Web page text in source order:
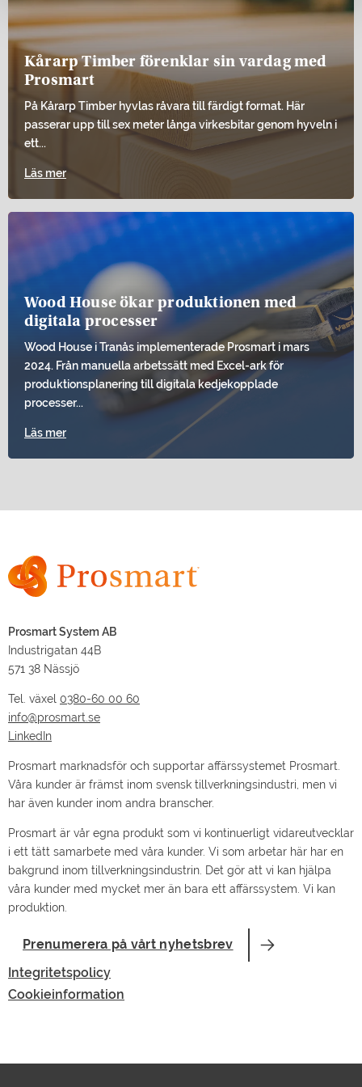
Kårarp Timber förenklar sin vardag med
Prosmart
På Kårarp Timber hyvlas råvara till färdigt format. Här
passerar upp till sex meter långa virkesbitar genom hyveln i
ett...
Läs mer
Wood House ökar produktionen med
digitala processer
Wood House i Tranås implementerade Prosmart i mars
2024. Från manuella arbetssätt med Excel-ark för
produktionsplanering till digitala kedjekopplade
processer...
Läs mer
Prosmart System AB
Industrigatan 44B
571 38 Nässjö
Tel. växel 0380-60 00 60
info@prosmart.se
LinkedIn
Prosmart marknadsför och supportar affärssystemet Prosmart.
Våra kunder är främst inom svensk tillverkningsindustri, men vi
har även kunder inom andra branscher.
Prosmart är vår egna produkt som vi kontinuerligt vidareutvecklar
i ett tätt samarbete med våra kunder. Vi som arbetar här har en
bakgrund inom tillverkningsindustrin. Det gör att vi kan hjälpa
våra kunder med mycket mer än bara ett affärssystem. Vi kan
produktion.
Prenumerera på vårt nyhetsbrev
Integritetspolicy
Cookieinformation